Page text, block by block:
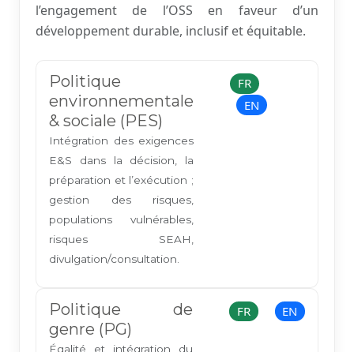
l’engagement de l’OSS en faveur d’un
développement durable, inclusif et équitable.
Politique
environnementale
& sociale (PES)
Intégration des exigences
E&S dans la décision, la
préparation et l’exécution ;
gestion des risques,
populations vulnérables,
risques SEAH,
divulgation/consultation.
FR
EN
Politique de
genre (PG)
Égalité et intégration du
FR EN